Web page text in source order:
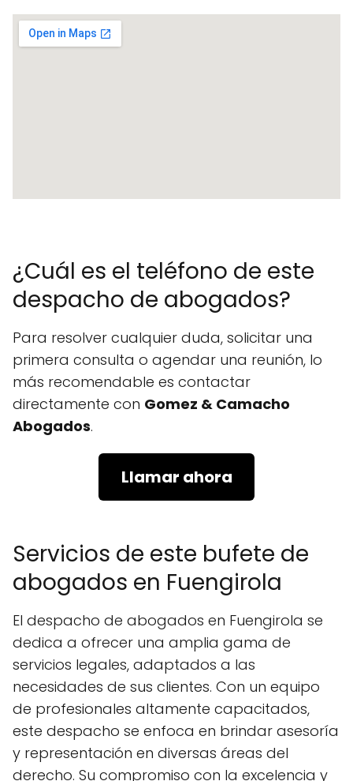
¿Cuál es el teléfono de este
despacho de abogados?
Para resolver cualquier duda, solicitar una
primera consulta o agendar una reunión, lo
más recomendable es contactar
directamente con Gomez & Camacho
Abogados.
Llamar ahora
Servicios de este bufete de
abogados en Fuengirola
El despacho de abogados en Fuengirola se
dedica a ofrecer una amplia gama de
servicios legales, adaptados a las
necesidades de sus clientes. Con un equipo
de profesionales altamente capacitados,
este despacho se enfoca en brindar asesoría
y representación en diversas áreas del
derecho. Su compromiso con la excelencia y